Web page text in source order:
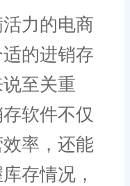
力的电商
的进销存
至关重
软件不仅
率，还能
存情况，